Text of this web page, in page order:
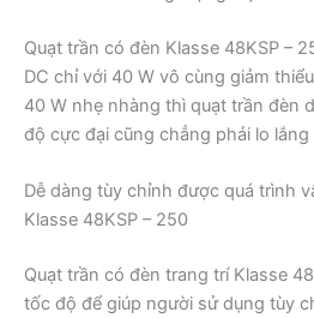
Quạt trần có đèn Klasse 48KSP –
DC chỉ với 40 W vô cùng giảm
40 W nhẹ nhàng thì quạt trần đèn
độ cực đại cũng chẳng phải lo
Dễ dàng tùy chỉnh được quá trình
Klasse 48KSP – 250
Quạt trần có đèn trang trí Klasse
tốc độ để giúp người sử dụng tùy